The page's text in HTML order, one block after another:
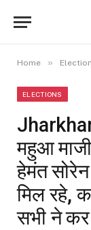
Home »
ELECTIONS
महुआ
हेमंत
मिल रहे,
सभी ने कर